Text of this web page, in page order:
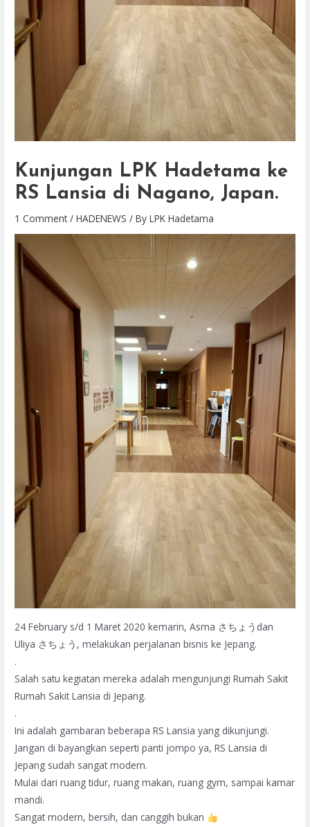
Kunjungan LPK Hadetama ke
RS Lansia di Nagano, Japan.
1 Comment /HADENEWS / ByLPK Hadetama
24 February s/d 1 Maret 2020 kemarin, Asma さちょうdan
Uliya さちょう, melakukan perjalanan bisnis ke Jepang.
.
Salah satu kegiatan mereka adalah mengunjungi Rumah Sakit
Rumah Sakit Lansia di Jepang.
.
Ini adalah gambaran beberapa RS Lansia yang dikunjungi.
Jangan di bayangkan seperti panti jompo ya, RS Lansia di
Jepang sudah sangat modern.
Mulai dari ruang tidur, ruang makan, ruang gym, sampai kamar
mandi.
Sangat modern, bersih, dan canggih bukan